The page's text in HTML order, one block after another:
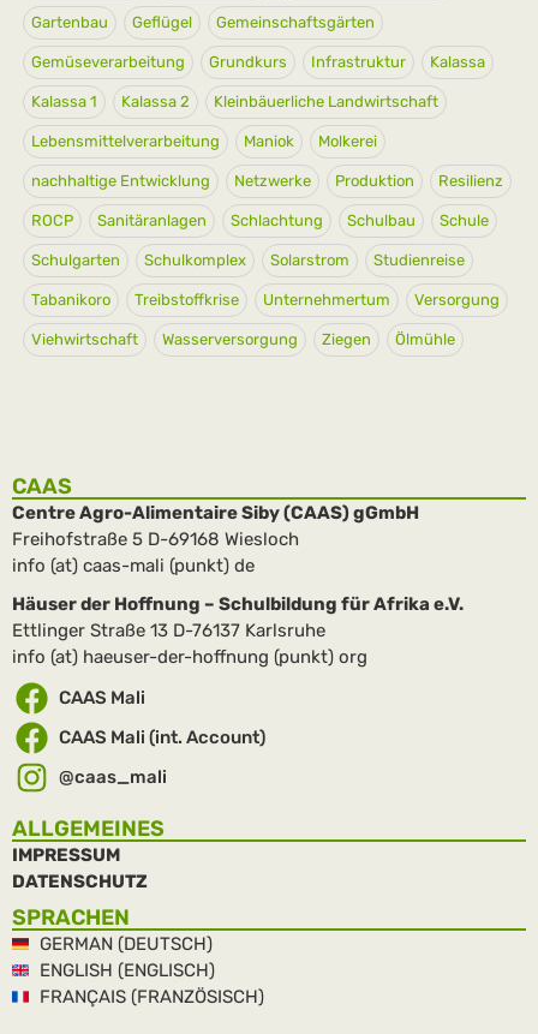
Gartenbau Geflügel Gemeinschaftsgärten
Gemüseverarbeitung Grundkurs Infrastruktur Kalassa
Kalassa 1 Kalassa 2 Kleinbäuerliche Landwirtschaft
Lebensmittelverarbeitung Maniok Molkerei
nachhaltige Entwicklung Netzwerke Produktion Resilienz
ROCP Sanitäranlagen Schlachtung Schulbau Schule
Schulgarten Schulkomplex Solarstrom Studienreise
Tabanikoro Treibstoffkrise Unternehmertum Versorgung
Viehwirtschaft Wasserversorgung Ziegen Ölmühle
CAAS
Centre Agro-Alimentaire Siby (CAAS) gGmbH
Freihofstraße 5 D-69168 Wiesloch
info (at) caas-mali (punkt) de
Häuser der Hoffnung – Schulbildung für Afrika e.V.
Ettlinger Straße 13 D-76137 Karlsruhe
info (at) haeuser-der-hoffnung (punkt) org
CAAS Mali
CAAS Mali (int. Account)
@caas_mali
ALLGEMEINES
IMPRESSUM
DATENSCHUTZ
SPRACHEN
GERMAN (DEUTSCH)
ENGLISH (ENGLISCH)
FRANÇAIS (FRANZÖSISCH)